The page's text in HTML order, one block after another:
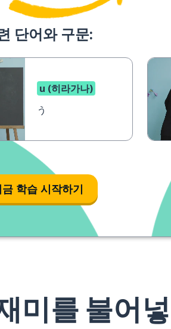
단어와 구문:
u (히라가나)
う
금 학습 시작하기
미를 불어